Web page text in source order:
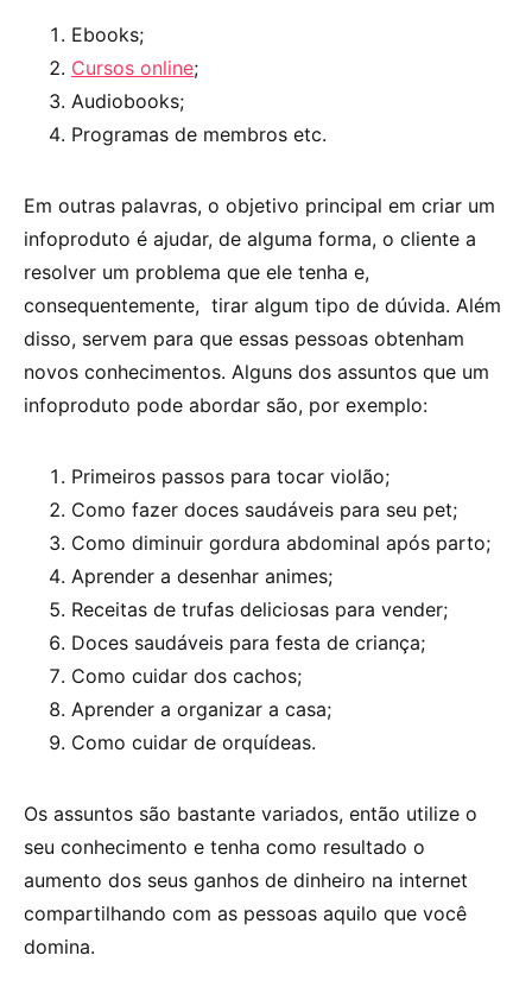
Ebooks;
Cursos online;
Audiobooks;
Programas de membros etc.
Em outras palavras, o objetivo principal em criar um
infoproduto é ajudar, de alguma forma, o cliente a
resolver um problema que ele tenha e,
consequentemente, tirar algum tipo de dúvida. Além
disso, servem para que essas pessoas obtenham
novos conhecimentos. Alguns dos assuntos que um
infoproduto pode abordar são, por exemplo:
Primeiros passos para tocar violão;
Como fazer doces saudáveis para seu pet;
Como diminuir gordura abdominal após parto;
Aprender a desenhar animes;
Receitas de trufas deliciosas para vender;
Doces saudáveis para festa de criança;
Como cuidar dos cachos;
Aprender a organizar a casa;
Como cuidar de orquídeas.
Os assuntos são bastante variados, então utilize o
seu conhecimento e tenha como resultado o
aumento dos seus ganhos de dinheiro na internet
compartilhando com as pessoas aquilo que você
domina.